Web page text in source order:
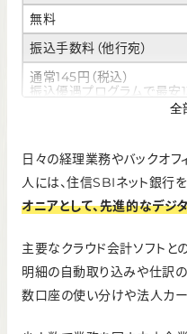
無料
振込手数料（他行宛）
通常145円（税込）
振込優遇プログラムで最安
入出金110円（税込）
ゆうちょATMは330円（税込
インターネットバンキング手
初期費用（口座開設時）
無料
全
日々の経理業務やバックオ
人には、住信SBIネット銀行を
オニアとして、先進的なデジ
主要なクラウド会計ソフトと
明細の自動取り込みや仕訳
数口座の使い分けや法人カー